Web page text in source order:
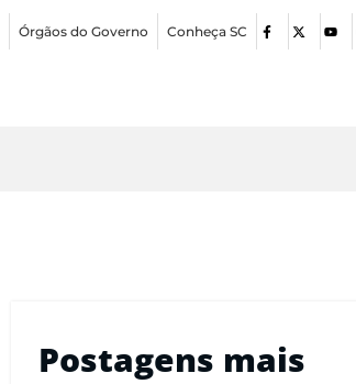
Órgãos do Governo Conheça SC
Postagens mais